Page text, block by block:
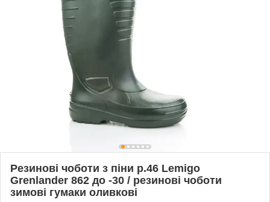
Резинові чоботи з піни р.46 Lemigo
Grenlander 862 до -30 / резинові чоботи
зимові гумаки оливкові